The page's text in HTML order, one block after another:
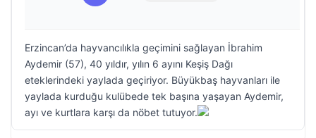
Erzincan’da hayvancılıkla geçimini sağlayan İbrahim
Aydemir (57), 40 yıldır, yılın 6 ayını Keşiş Dağı
eteklerindeki yaylada geçiriyor. Büyükbaş hayvanları ile
yaylada kurduğu kulübede tek başına yaşayan Aydemir,
ayı ve kurtlara karşı da nöbet tutuyor.